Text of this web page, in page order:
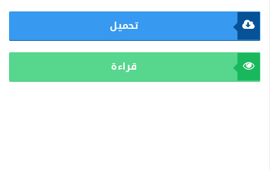
تحميل
قراءة